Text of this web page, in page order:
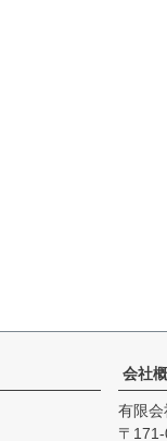
会社
有限会